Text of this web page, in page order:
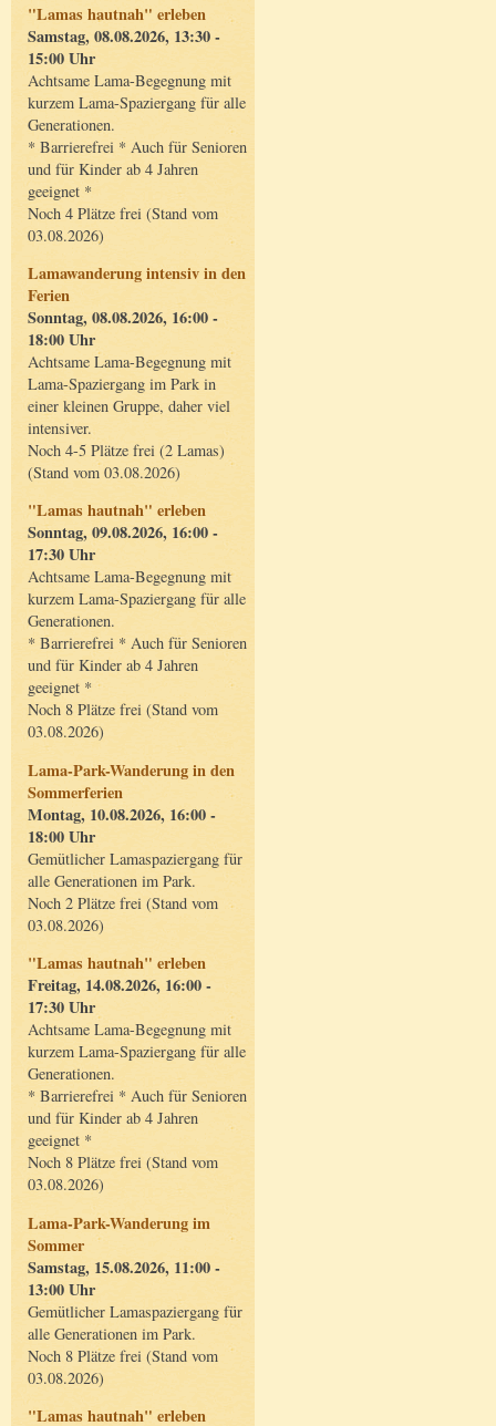
"Lamas hautnah" erleben
Samstag, 08.08.2026, 13:30 -
15:00 Uhr
Achtsame Lama-Begegnung mit
kurzem Lama-Spaziergang für alle
Generationen.
* Barrierefrei * Auch für Senioren
und für Kinder ab 4 Jahren
geeignet *
Noch 4 Plätze frei (Stand vom
03.08.2026)
Lamawanderung intensiv in den
Ferien
Sonntag, 08.08.2026, 16:00 -
18:00 Uhr
Achtsame Lama-Begegnung mit
Lama-Spaziergang im Park in
einer kleinen Gruppe, daher viel
intensiver.
Noch 4-5 Plätze frei (2 Lamas)
(Stand vom 03.08.2026)
"Lamas hautnah" erleben
Sonntag, 09.08.2026, 16:00 -
17:30 Uhr
Achtsame Lama-Begegnung mit
kurzem Lama-Spaziergang für alle
Generationen.
* Barrierefrei * Auch für Senioren
und für Kinder ab 4 Jahren
geeignet *
Noch 8 Plätze frei (Stand vom
03.08.2026)
Lama-Park-Wanderung in den
Sommerferien
Montag, 10.08.2026, 16:00 -
18:00 Uhr
Gemütlicher Lamaspaziergang für
alle Generationen im Park.
Noch 2 Plätze frei (Stand vom
03.08.2026)
"Lamas hautnah" erleben
Freitag, 14.08.2026, 16:00 -
17:30 Uhr
Achtsame Lama-Begegnung mit
kurzem Lama-Spaziergang für alle
Generationen.
* Barrierefrei * Auch für Senioren
und für Kinder ab 4 Jahren
geeignet *
Noch 8 Plätze frei (Stand vom
03.08.2026)
Lama-Park-Wanderung im
Sommer
Samstag, 15.08.2026, 11:00 -
13:00 Uhr
Gemütlicher Lamaspaziergang für
alle Generationen im Park.
Noch 8 Plätze frei (Stand vom
03.08.2026)
"Lamas hautnah" erleben